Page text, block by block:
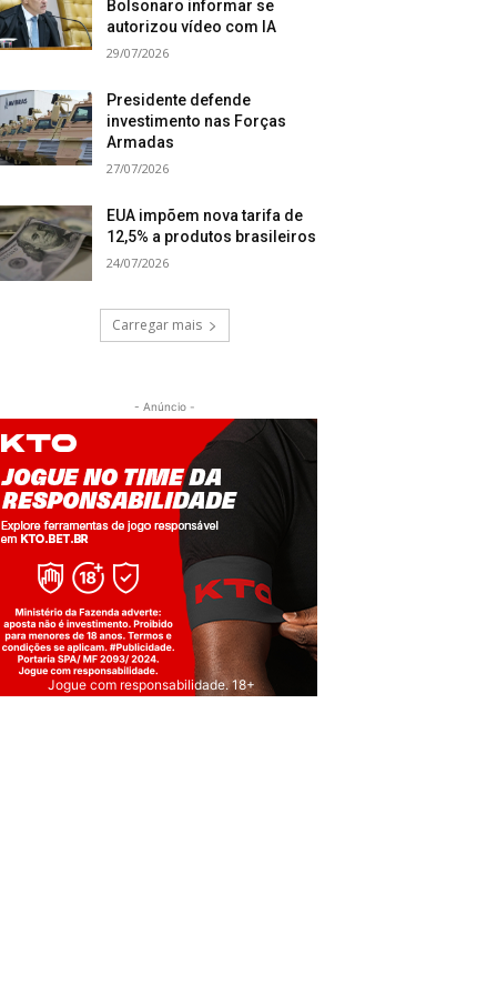
Bolsonaro informar se
autorizou vídeo com IA
29/07/2026
Presidente defende
investimento nas Forças
Armadas
27/07/2026
EUA impõem nova tarifa de
12,5% a produtos brasileiros
24/07/2026
Carregar mais
- Anúncio -
Jogue com responsabilidade. 18+